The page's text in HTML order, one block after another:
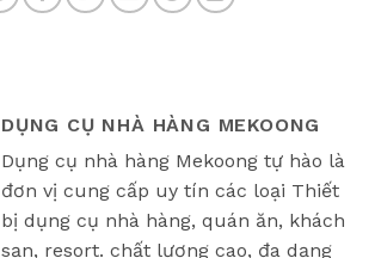
DỤNG CỤ NHÀ HÀNG MEKOONG
Dụng cụ nhà hàng Mekoong tự hào là
đơn vị cung cấp uy tín các loại Thiết
bị dụng cụ nhà hàng, quán ăn, khách
sạn, resort. chất lượng cao, đa dạng